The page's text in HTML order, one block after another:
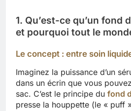
1. Qu’est-ce qu’un fond
et pourquoi tout le
Le concept : entre soin
Imaginez la puissance d’un
dans un écrin que vous
sac. C’est le principe du fond
presse la houppette (le « puff